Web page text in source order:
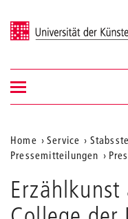
Universität der Künste Berlin
Navigation
Suche
Navigation
ein-/ausblenden
Aktuelle
Position
auf
der
Home Service
Pressemitteilungen